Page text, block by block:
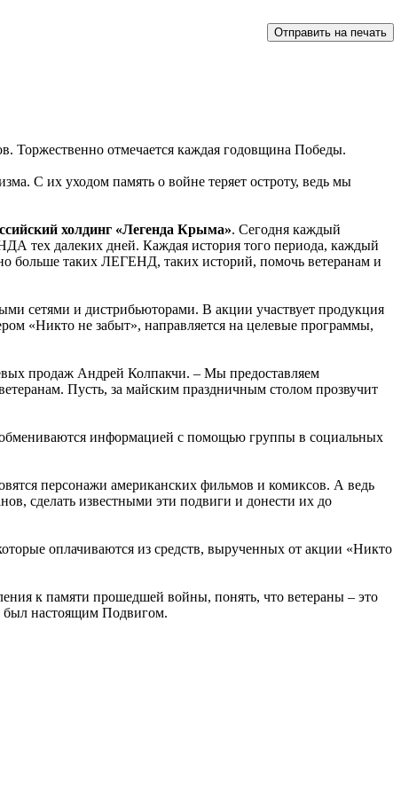
Торжественно отмечается каждая годовщина Победы.
С их уходом память о войне теряет остроту, ведь мы
холдинг «Легенда Крыма». Сегодня каждый
тех далеких дней. Каждая история того периода, каждый
таких ЛЕГЕНД, таких историй, помочь ветеранам и
сетями и дистрибьюторами. В акции участвует продукция
«Никто не забыт», направляется на целевые программы,
продаж Андрей Колпакчи. – Мы предоставляем
Пусть, за майским праздничным столом прозвучит
информацией с помощью группы в социальных
персонажи американских фильмов и комиксов. А ведь
сделать известными эти подвиги и донести их до
оплачиваются из средств, вырученных от акции «Никто
к памяти прошедшей войны, понять, что ветераны – это
был настоящим Подвигом.